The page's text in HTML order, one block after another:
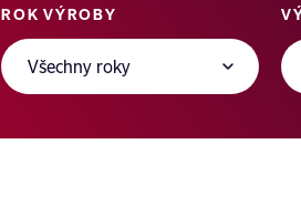
ROK VÝROBY